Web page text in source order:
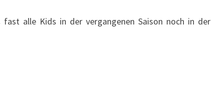
alle Kids in der vergangenen Saison noch in der